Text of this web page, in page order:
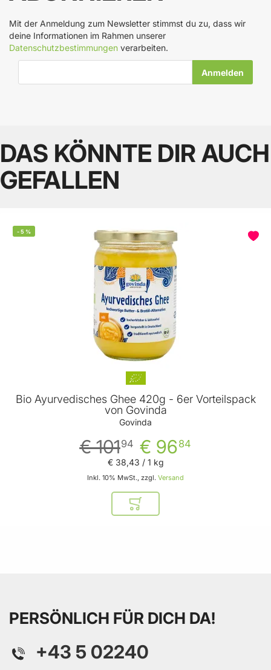
Mit der Anmeldung zum Newsletter stimmst du zu, dass wir
deine Informationen im Rahmen unserer
Datenschutzbestimmungen verarbeiten.
DAS KÖNNTE DIR AUCH
GEFALLEN
-5 %
Bio Ayurvedisches Ghee 420g - 6er Vorteilspack
von Govinda
Govinda
€ 9684
€ 10194
Inkl. 10% MwSt., zzgl. Versand
€ 38,43 / 1 kg
In den Warenkorb
PERSÖNLICH FÜR DICH DA!
+43 5 02240